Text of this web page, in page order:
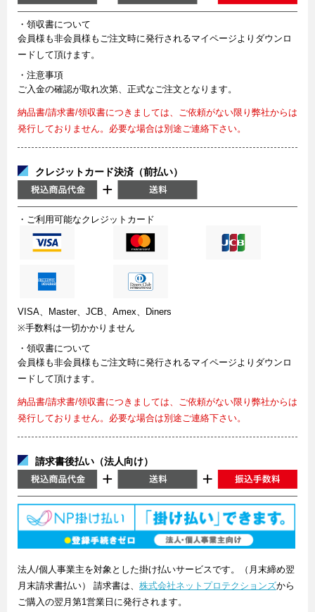
・領収書について
会員様も非会員様もご注文時に発行されるマイページよりダウンロ
ードして頂けます。
・注意事項
ご入金の確認が取れ次第、正式なご注文となります。
納品書/請求書/領収書につきましては、ご依頼がない限り弊社からは
発行しておりません。必要な場合は別途ご連絡下さい。
クレジットカード決済（前払い）
・ご利用可能なクレジットカード
VISA、Master、JCB、Amex、Diners
※手数料は一切かかりません
・領収書について
会員様も非会員様もご注文時に発行されるマイページよりダウンロ
ードして頂けます。
納品書/請求書/領収書につきましては、ご依頼がない限り弊社からは
発行しておりません。必要な場合は別途ご連絡下さい。
請求書後払い（法人向け）
法人/個人事業主を対象とした掛け払いサービスです。（月末締め翌
月末請求書払い） 請求書は、 株式会社ネットプロテクションズから
ご購入の翌月第1営業日に発行されます。